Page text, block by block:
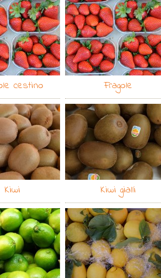
cestino Fragole
Kiwi Kiwi gialli